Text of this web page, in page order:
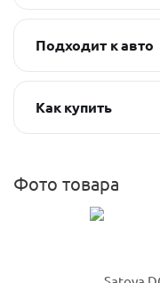
Подходит к авто
Как купить
Фото товара